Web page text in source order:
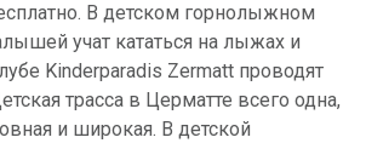
В детском горнолыжном
учат кататься на лыжах и
Kinderparadis Zermatt проводят
трасса в Церматте всего одна,
и широкая. В детской